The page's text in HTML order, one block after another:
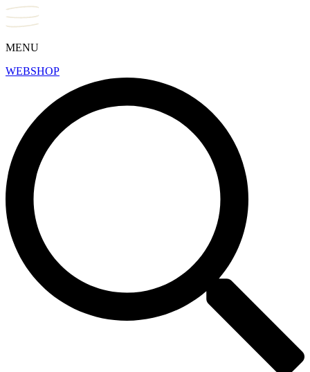
MENU
WEBSHOP